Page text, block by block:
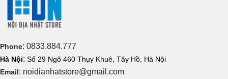
Phone: 0833.884.777
Hà Nội: Số 29 Ngõ 460 Thụy Khuê, Tây Hồ, Hà Nội
Email: noidianhatstore@gmail.com